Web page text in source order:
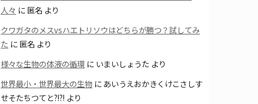
人々 に 匿名 より
クワガタのメスvsハエトリソウはどちらが勝つ？試してみ
た に 匿名 より
様々な生物の体液の循環 に いまいしょうた より
世界最小・世界最大の生物 に あいうえおかきくけこさしす
せそたちつてと?!?! より